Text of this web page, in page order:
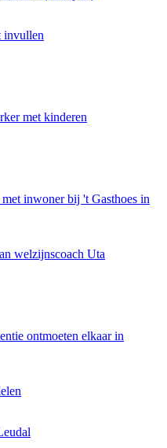
welzijnscoach Uta
ontmoeten elkaar in